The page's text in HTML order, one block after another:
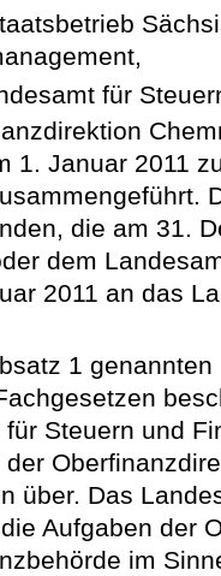
für
1. Januar 2011
die am 31.
dem
2011 an das
1
Steuern und
der
über. Das
Aufgaben der
im